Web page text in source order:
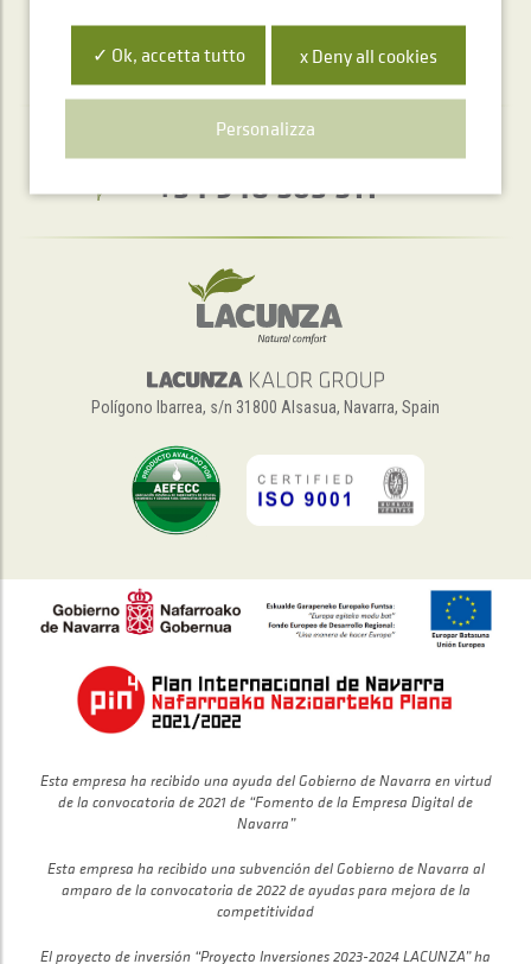
Servizio di assistenza telefonica
+34 948 563 511
Polígono Ibarrea, s/n 31800 Alsasua, Navarra, Spain
Esta empresa ha recibido una ayuda del Gobierno de Navarra en virtud
de la convocatoria de 2021 de “Fomento de la Empresa Digital de
Navarra”
Esta empresa ha recibido una subvención del Gobierno de Navarra al
amparo de la convocatoria de 2022 de ayudas para mejora de la
competitividad
El proyecto de inversión “Proyecto Inversiones 2023-2024 LACUNZA” ha
✓ Ok, accetta tutto x Deny all cookies
Personalizza